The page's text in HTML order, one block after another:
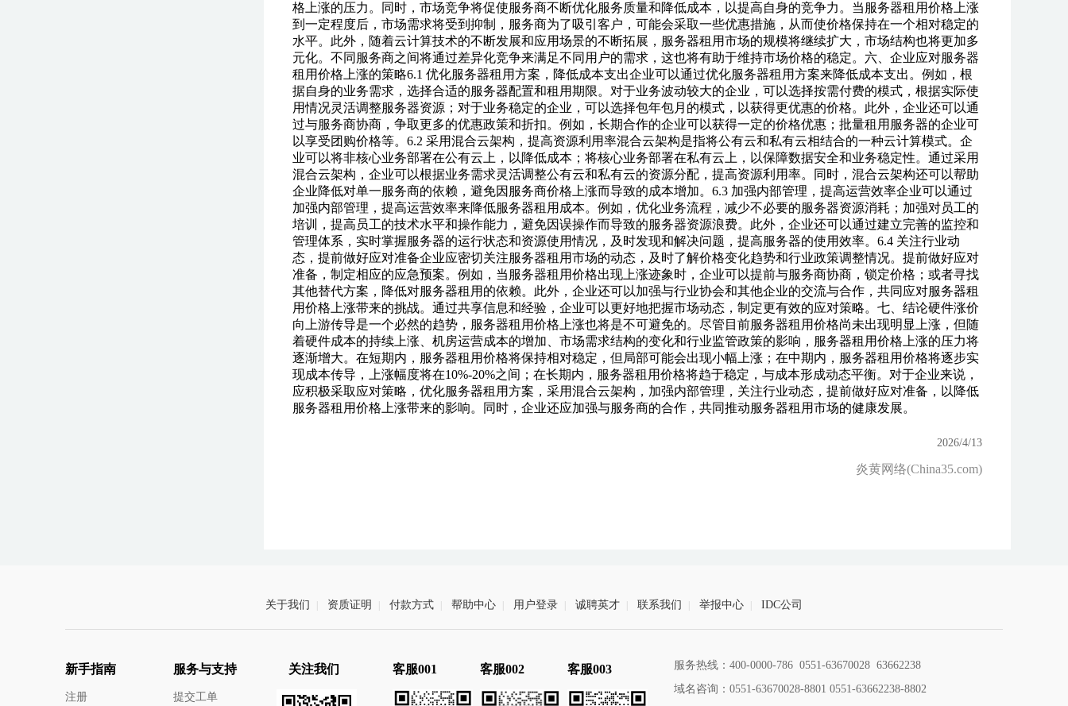
格上涨的压力。同时，市场竞争将促使服务商不断优化服务质量和降低成本，以提高自身的竞争力。当服务器租用价格上涨
到一定程度后，市场需求将受到抑制，服务商为了吸引客户，可能会采取一些优惠措施，从而使价格保持在一个相对稳定的
水平。此外，随着云计算技术的不断发展和应用场景的不断拓展，服务器租用市场的规模将继续扩大，市场结构也将更加多
元化。不同服务商之间将通过差异化竞争来满足不同用户的需求，这也将有助于维持市场价格的稳定。六、企业应对服务器
租用价格上涨的策略6.1 优化服务器租用方案，降低成本支出企业可以通过优化服务器租用方案来降低成本支出。例如，根
据自身的业务需求，选择合适的服务器配置和租用期限。对于业务波动较大的企业，可以选择按需付费的模式，根据实际使
用情况灵活调整服务器资源；对于业务稳定的企业，可以选择包年包月的模式，以获得更优惠的价格。此外，企业还可以通
过与服务商协商，争取更多的优惠政策和折扣。例如，长期合作的企业可以获得一定的价格优惠；批量租用服务器的企业可
以享受团购价格等。6.2 采用混合云架构，提高资源利用率混合云架构是指将公有云和私有云相结合的一种云计算模式。企
业可以将非核心业务部署在公有云上，以降低成本；将核心业务部署在私有云上，以保障数据安全和业务稳定性。通过采用
混合云架构，企业可以根据业务需求灵活调整公有云和私有云的资源分配，提高资源利用率。同时，混合云架构还可以帮助
企业降低对单一服务商的依赖，避免因服务商价格上涨而导致的成本增加。6.3 加强内部管理，提高运营效率企业可以通过
加强内部管理，提高运营效率来降低服务器租用成本。例如，优化业务流程，减少不必要的服务器资源消耗；加强对员工的
培训，提高员工的技术水平和操作能力，避免因误操作而导致的服务器资源浪费。此外，企业还可以通过建立完善的监控和
管理体系，实时掌握服务器的运行状态和资源使用情况，及时发现和解决问题，提高服务器的使用效率。6.4 关注行业动
态，提前做好应对准备企业应密切关注服务器租用市场的动态，及时了解价格变化趋势和行业政策调整情况。提前做好应对
准备，制定相应的应急预案。例如，当服务器租用价格出现上涨迹象时，企业可以提前与服务商协商，锁定价格；或者寻找
其他替代方案，降低对服务器租用的依赖。此外，企业还可以加强与行业协会和其他企业的交流与合作，共同应对服务器租
用价格上涨带来的挑战。通过共享信息和经验，企业可以更好地把握市场动态，制定更有效的应对策略。七、结论硬件涨价
向上游传导是一个必然的趋势，服务器租用价格上涨也将是不可避免的。尽管目前服务器租用价格尚未出现明显上涨，但随
着硬件成本的持续上涨、机房运营成本的增加、市场需求结构的变化和行业监管政策的影响，服务器租用价格上涨的压力将
逐渐增大。在短期内，服务器租用价格将保持相对稳定，但局部可能会出现小幅上涨；在中期内，服务器租用价格将逐步实
现成本传导，上涨幅度将在10%-20%之间；在长期内，服务器租用价格将趋于稳定，与成本形成动态平衡。对于企业来说，
应积极采取应对策略，优化服务器租用方案，采用混合云架构，加强内部管理，关注行业动态，提前做好应对准备，以降低
服务器租用价格上涨带来的影响。同时，企业还应加强与服务商的合作，共同推动服务器租用市场的健康发展。
2026/4/13
炎黄网络(China35.com)
关于我们 资质证明 付款方式 帮助中心 用户登录 诚聘英才 联系我们 举报中心 IDC公司
新手指南
注册
服务与支持
提交工单
关注我们 客服001 客服002 客服003
服务热线：400-0000-786 0551-63670028 63662238
域名咨询：0551-63670028-8801 0551-63662238-8802